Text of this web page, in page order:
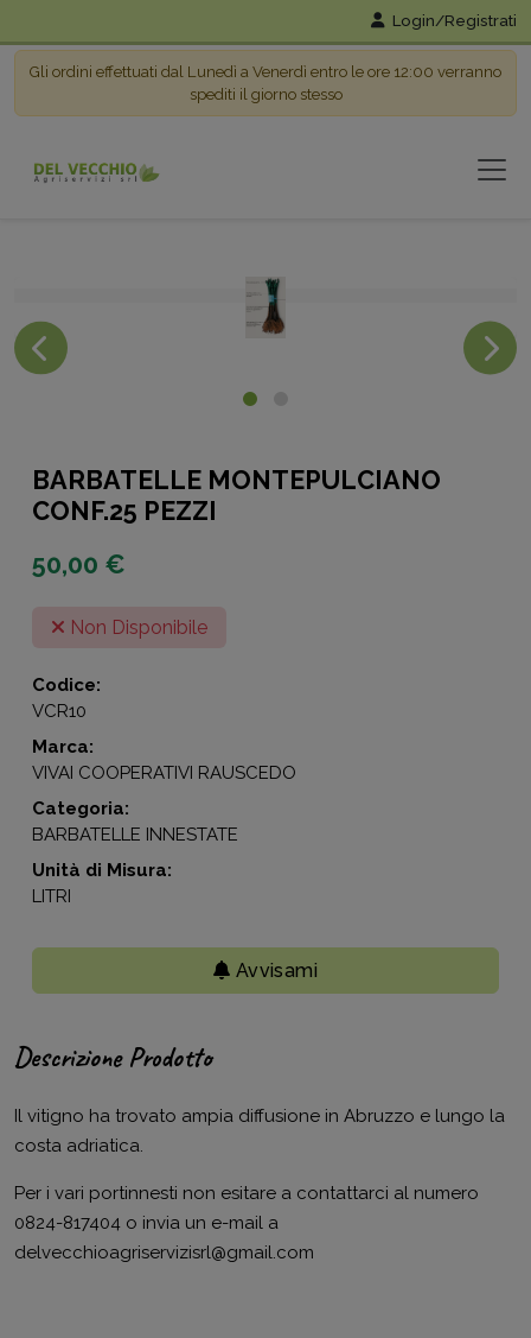
Login/Registrati
Gli ordini effettuati dal Lunedì a Venerdì entro le ore 12:00 verranno
spediti il giorno stesso
BARBATELLE MONTEPULCIANO
CONF.25 PEZZI
50,00 €
Non Disponibile
Codice:
VCR10
Marca:
VIVAI COOPERATIVI RAUSCEDO
Categoria:
BARBATELLE INNESTATE
Unità di Misura:
LITRI
Avvisami
Descrizione Prodotto
Il vitigno ha trovato ampia diffusione in Abruzzo e lungo la
costa adriatica.
Per i vari portinnesti non esitare a contattarci al numero
0824-817404 o invia un e-mail a
delvecchioagriservizisrl@gmail.com